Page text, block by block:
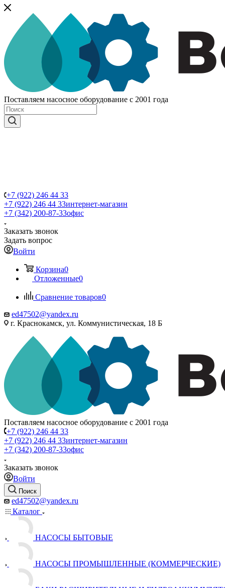
Поставляем насосное оборудование с 2001 года
+7 (922) 246 44 33
+7 (922) 246 44 33интернет-магазин
+7 (342) 200-87-33офис
Заказать звонок
Задать вопрос
Войти
Корзина0
Отложенные0
Сравнение товаров0
ed47502@yandex.ru
г. Краснокамск, ул. Коммунистическая, 18 Б
Поставляем насосное оборудование с 2001 года
+7 (922) 246 44 33
+7 (922) 246 44 33интернет-магазин
+7 (342) 200-87-33офис
Заказать звонок
Войти
Поиск
ed47502@yandex.ru
Каталог
НАСОСЫ БЫТОВЫЕ
НАСОСЫ ПРОМЫШЛЕННЫЕ (КОММЕРЧЕСКИЕ)